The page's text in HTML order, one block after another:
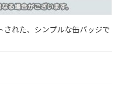
された、シンプルな缶バッジで